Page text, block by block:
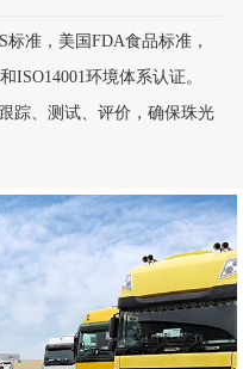
踪、测试、评价，确保珠光